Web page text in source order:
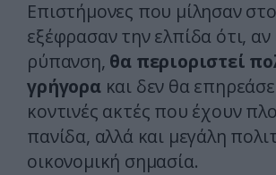
Επιστήμονες που μίλησαν
εξέφρασαν την ελπίδα ότι,
ρύπανση, θα περιοριστεί
γρήγορακαι δεν θα
κοντινές ακτές που έχουν
πανίδα, αλλά και μεγάλη
οικονομική σημασία.